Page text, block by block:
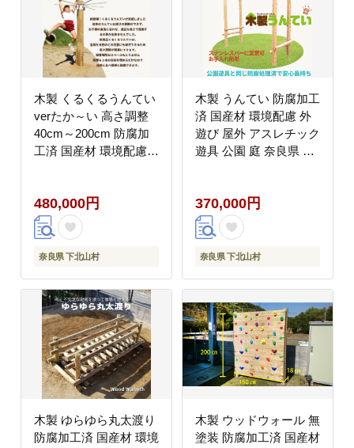
木製 くるくるうんてい
verたか～い 高さ調整
40cm～200cm 防腐加
工済 国産材 環境配慮
北山村
480,000円
奈良県 下北山村
木製 うんてい 防腐加工
済 国産材 環境配慮 外
遊び 屋外 アスレチック
遊具 公園 庭 奈良県 下
370,000円
奈良県 下北山村
木製 ゆらゆら丸太渡り
防腐加工済 国産材 環境
木製 ウッドウォール 無
塗装 防腐加工済 国産材